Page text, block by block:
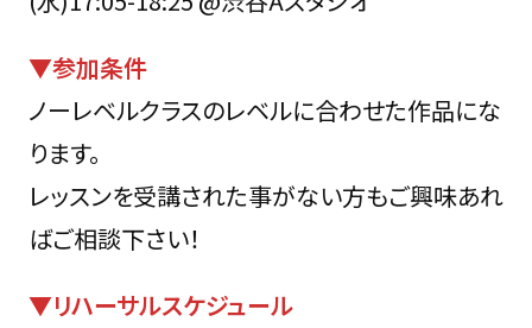
▼参加条件
ノーレベルクラスのレベルに合わせた作品にな
ります。
レッスンを受講された事がない方もご興味あれ
ばご相談下さい！
▼リハーサルスケジュール